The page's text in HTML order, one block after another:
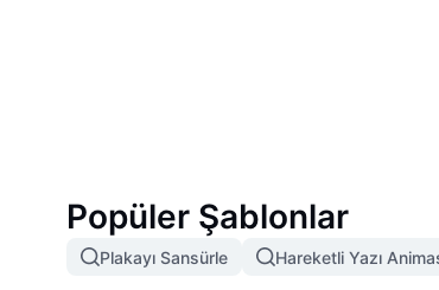
Popüler Şablonlar
Plakayı Sansürle Hareketli Yazı